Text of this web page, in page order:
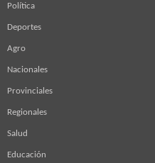
Política
Deportes
Agro
Nacionales
Provinciales
Regionales
Salud
Educación